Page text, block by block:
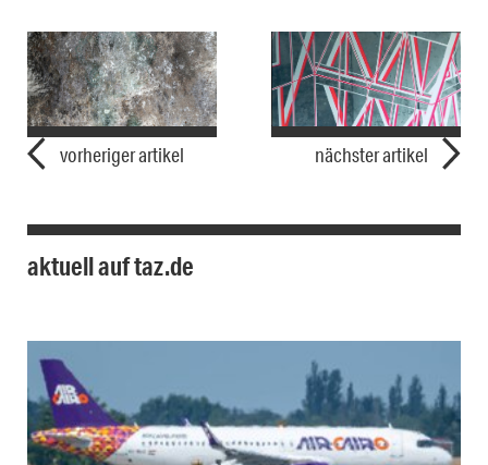
vorheriger artikel nächster artikel
aktuell auf taz.de